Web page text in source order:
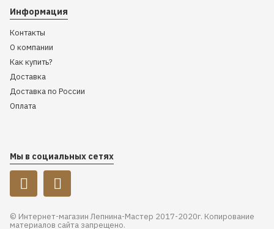
Информация
Контакты
О компании
Как купить?
Доставка
Доставка по России
Оплата
Мы в социальных сетях
© Интернет-магазин Лепнина-Мастер 2017-2020г. Копирование
материалов сайта запрещено.